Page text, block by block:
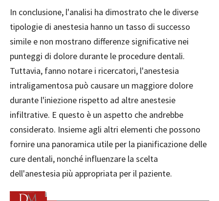
In conclusione, l'analisi ha dimostrato che le diverse
tipologie di anestesia hanno un tasso di successo
simile e non mostrano differenze significative nei
punteggi di dolore durante le procedure dentali.
Tuttavia, fanno notare i ricercatori, l'anestesia
intraligamentosa può causare un maggiore dolore
durante l'iniezione rispetto ad altre anestesie
infiltrative. E questo è un aspetto che andrebbe
considerato. Insieme agli altri elementi che possono
fornire una panoramica utile per la pianificazione delle
cure dentali, nonché influenzare la scelta
dell'anestesia più appropriata per il paziente.